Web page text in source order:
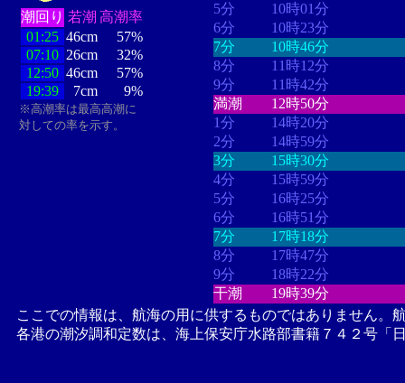
潮回り 若潮 高潮率
01:25 46cm
57%
07:10 26cm
32%
12:50 46cm
57%
19:39
7cm 9%
※高潮率は最高高潮に
対しての率を示す。
5分
10時01分
6分
10時23分
7分
10時46分
8分
11時12分
9分
11時42分
満潮
12時50分
1分
14時20分
2分
14時59分
3分
15時30分
4分
15時59分
5分
16時25分
6分
16時51分
7分
17時18分
8分
17時47分
9分
18時22分
干潮
19時39分
ここでの情報は、航海の用に供するものではありません。
各港の潮汐調和定数は、海上保安庁水路部書籍７４２号「